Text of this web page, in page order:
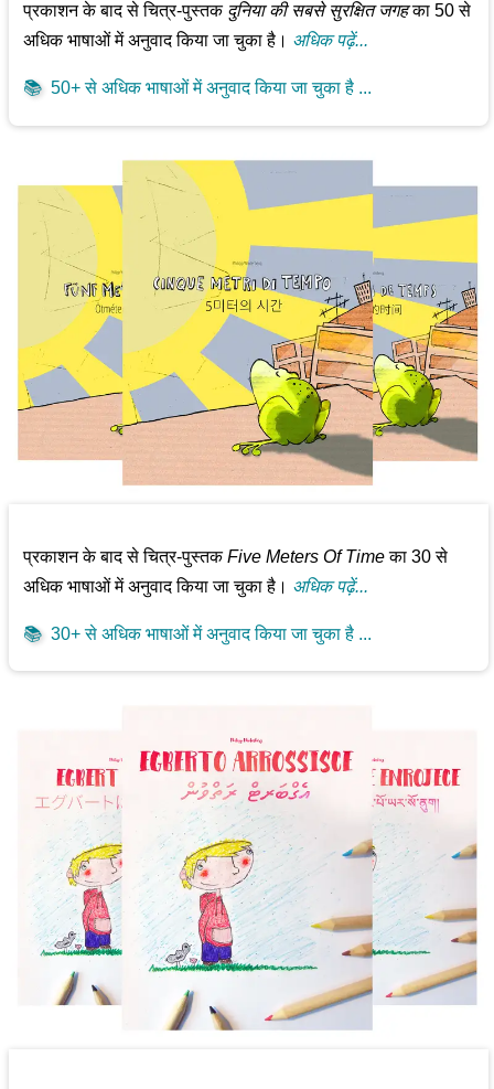
प्रकाशन के बाद से चित्र-पुस्तक दुनिया की सबसे सुरक्षित जगहका 50 से
अधिक भाषाओं में अनुवाद किया जा चुका है। अधिक पढ़ें...
📚 50+ से अधिक भाषाओं में अनुवाद किया जा चुका है ...
प्रकाशन के बाद से चित्र-पुस्तकFive Meters Of Timeका 30 से
अधिक भाषाओं में अनुवाद किया जा चुका है। अधिक पढ़ें...
📚 30+ से अधिक भाषाओं में अनुवाद किया जा चुका है ...